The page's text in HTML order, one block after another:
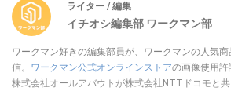
ライター / 編集
イチオシ編集部 ワークマン部
ワークマン好きの編集部員が、ワークマンの人気
信。 ワークマン公式オンラインストアの画像使用許
株式会社オールアバウトが株式会社NTTドコモと